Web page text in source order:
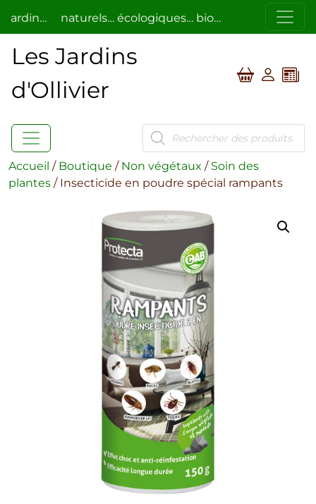
naturels… écologiques… bio… respectueux de
Les Jardins
d'Ollivier
Recherche
de
produits
Accueil / Boutique / Non végétaux / Soin des
plantes / Insecticide en poudre spécial rampants